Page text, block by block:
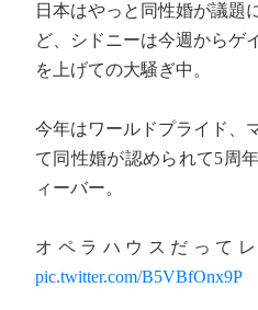
日本はやっと同性婚が議題
ど、シドニーは今週からゲ
を上げての大騒ぎ中。
今年はワールドプライド、
て同性婚が認められて5周
ィーバー。
オペラハウスだって
pic.twitter.com/B5VBfOnx9P